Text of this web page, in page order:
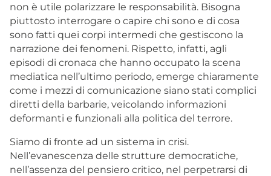
non è utile polarizzare le responsabilità. Bisogna
piuttosto interrogare o capire chi sono e di cosa
sono fatti quei corpi intermedi che gestiscono la
narrazione dei fenomeni. Rispetto, infatti, agli
episodi di cronaca che hanno occupato la scena
mediatica nell’ultimo periodo, emerge chiaramente
come i mezzi di comunicazione siano stati complici
diretti della barbarie, veicolando informazioni
deformanti e funzionali alla politica del terrore.
Siamo di fronte ad un sistema in crisi.
Nell’evanescenza delle strutture democratiche,
nell’assenza del pensiero critico, nel perpetrarsi di